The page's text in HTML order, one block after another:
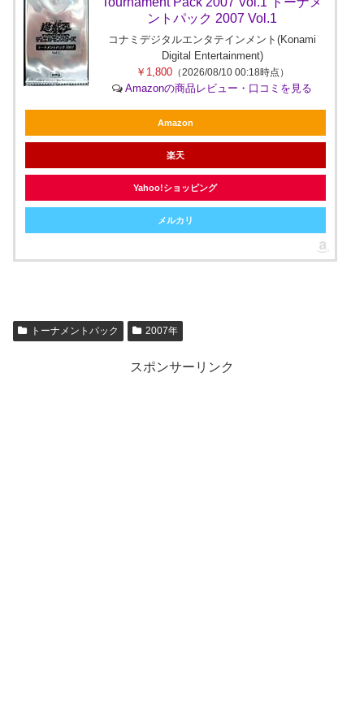
ントパック 2007 Vol.1
コナミデジタルエンタテインメント(Konami
Digital Entertainment)
￥1,800（2026/08/10 00:18時点）
Amazonの商品レビュー・口コミを見る
Amazon
楽天
Yahoo!ショッピング
メルカリ
トーナメントパック 2007年
スポンサーリンク